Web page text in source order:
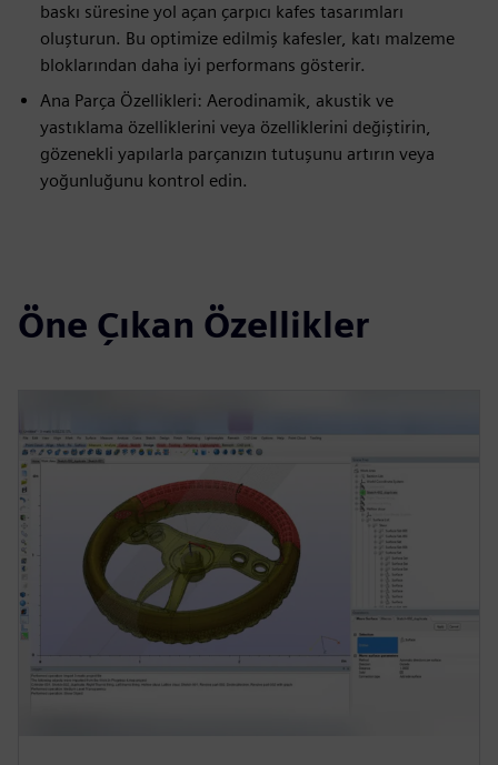
baskı süresine yol açan çarpıcı kafes tasarımları
oluşturun. Bu optimize edilmiş kafesler, katı malzeme
bloklarından daha iyi performans gösterir.
Ana Parça Özellikleri: Aerodinamik, akustik ve
yastıklama özelliklerini veya özelliklerini değiştirin,
gözenekli yapılarla parçanızın tutuşunu artırın veya
yoğunluğunu kontrol edin.
Öne Çıkan Özellikler